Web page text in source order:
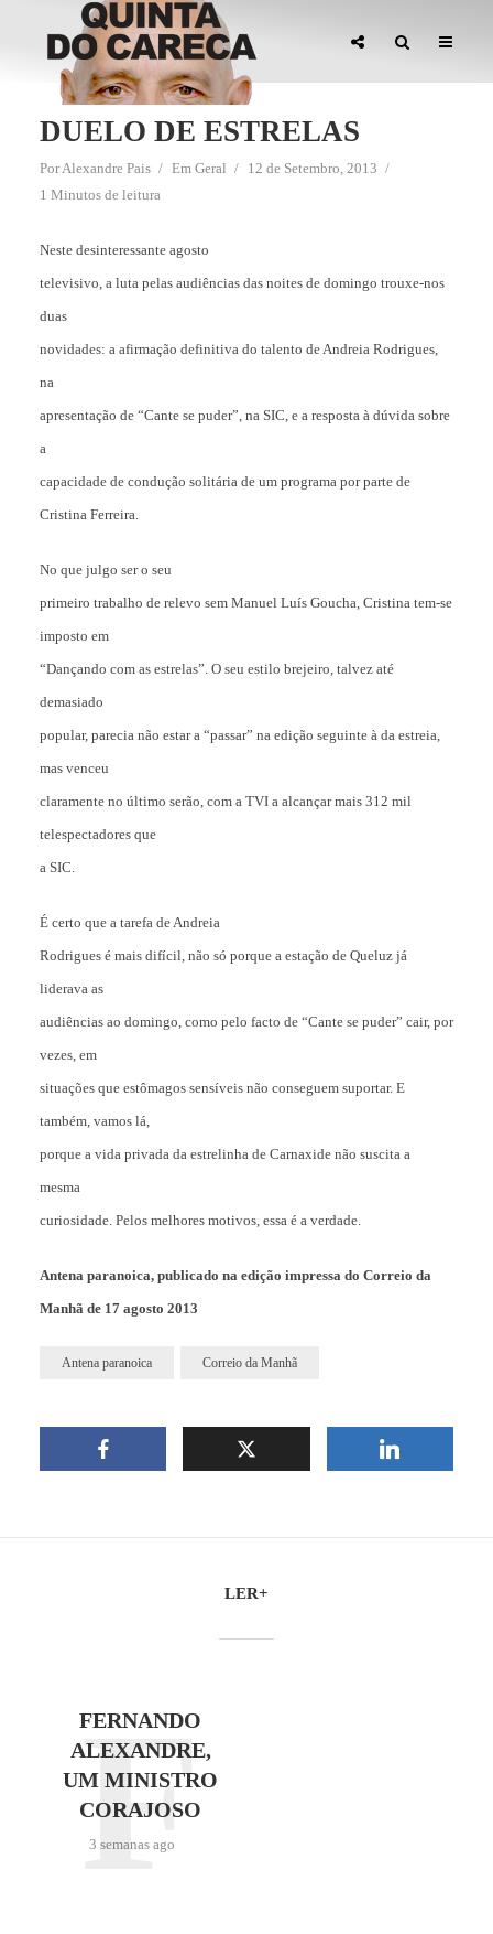
DUELO DE ESTRELAS
PorAlexandre Pais Em Geral
12 de Setembro, 2013
1 Minutos de leitura
Neste desinteressante agosto
televisivo, a luta pelas audiências das noites de domingo trouxe-nos
duas
novidades: a afirmação definitiva do talento de Andreia Rodrigues,
na
apresentação de “Cante se puder”, na SIC, e a resposta à dúvida sobre
a
capacidade de condução solitária de um programa por parte de
Cristina Ferreira.
No que julgo ser o seu
primeiro trabalho de relevo sem Manuel Luís Goucha, Cristina tem-se
imposto em
“Dançando com as estrelas”. O seu estilo brejeiro, talvez até
demasiado
popular, parecia não estar a “passar” na edição seguinte à da estreia,
mas venceu
claramente no último serão, com a TVI a alcançar mais 312 mil
telespectadores que
a SIC.
É certo que a tarefa de Andreia
Rodrigues é mais difícil, não só porque a estação de Queluz já
liderava as
audiências ao domingo, como pelo facto de “Cante se puder” cair, por
vezes, em
situações que estômagos sensíveis não conseguem suportar. E
também, vamos lá,
porque a vida privada da estrelinha de Carnaxide não suscita a
mesma
curiosidade. Pelos melhores motivos, essa é a verdade.
Antena paranoica, publicado na edição impressa do Correio da
Manhã de 17 agosto 2013
Antena paranoica Correio da Manhã
LER+
FERNANDO
ALEXANDRE,
UM MINISTRO
CORAJOSO
3 semanas ago
F